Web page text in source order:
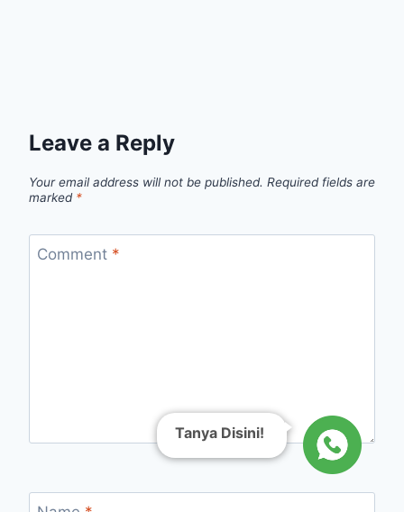
Leave a Reply
Your email address will not be published. Required fields are
marked *
Comment *
Tanya Disini!